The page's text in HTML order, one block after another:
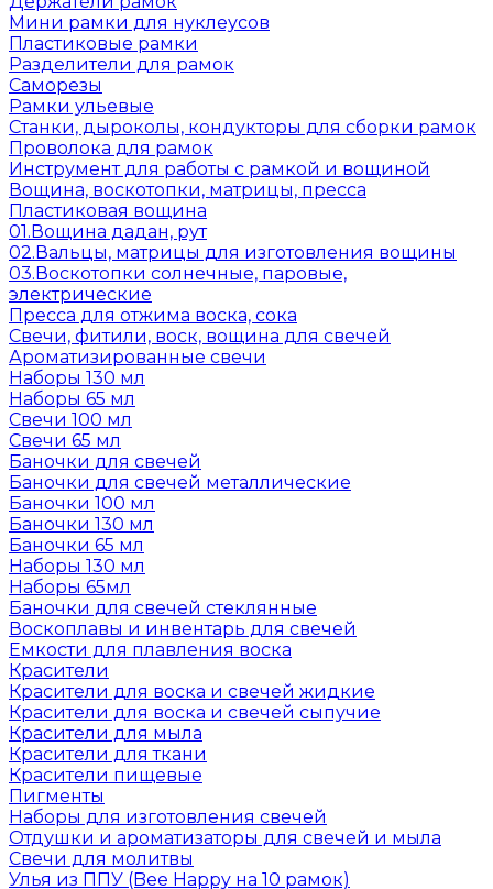
Мини рамки для нуклеусов
Пластиковые рамки
Разделители для рамок
Саморезы
Рамки ульевые
Станки, дыроколы, кондукторы для сборки рамок
Проволока для рамок
Инструмент для работы с рамкой и вощиной
Вощина, воскотопки, матрицы, пресса
Пластиковая вощина
01.Вощина дадан, рут
02.Вальцы, матрицы для изготовления вощины
03.Воскотопки солнечные, паровые,
электрические
Пресса для отжима воска, сока
Свечи, фитили, воск, вощина для свечей
Ароматизированные свечи
Наборы 130 мл
Наборы 65 мл
Свечи 100 мл
Свечи 65 мл
Баночки для свечей
Баночки для свечей металлические
Баночки 100 мл
Баночки 130 мл
Баночки 65 мл
Наборы 130 мл
Наборы 65мл
Баночки для свечей стеклянные
Воскоплавы и инвентарь для свечей
Емкости для плавления воска
Красители
Красители для воска и свечей жидкие
Красители для воска и свечей сыпучие
Красители для мыла
Красители для ткани
Красители пищевые
Пигменты
Наборы для изготовления свечей
Отдушки и ароматизаторы для свечей и мыла
Свечи для молитвы
Улья из ППУ (Bee Happy на 10 рамок)